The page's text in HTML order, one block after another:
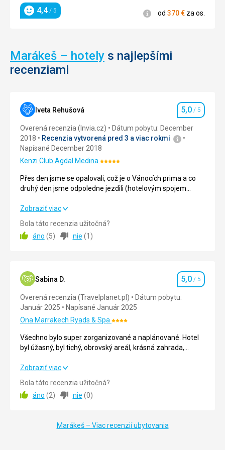
Hodnotenie
4,4/ 5 Informácie
od 370€ za os.
Marákeš – hotely s najlepšími
recenziami
Iveta Rehušová Hodnotenie
5,0 / 5
Overená recenzia (Invia.cz)
Dátum pobytu: December
2018
Recenzia vytvorená pred 3 a viac rokmi
Napísané December 2018
Kenzi Club Agdal MedinaHodnotenie:
5/5
Přes den jsme se opalovali, což je o Vánocích prima a co
druhý den jsme odpoledne jezdili (hotelovým spojem
Prima.
Přes den jsme se opalovali, což je o Vánocích prima a co
druhý den jsme odpoledne jezdili (hotelovým spojem
zdarma) do mediny na trhy, ochutnat místní jídlo a tak.
Prima.
Ubytovanie 5,0/ 5
Okolie
Služby
Cena 5,0/ 5
Pláž
jeden bazén byl vyhřívaný, jupí
Ubytovanie
Táto recenzia bola preložená automaticky pomocou
Zobraziť viac
Bola táto recenzia užitočná?
áno (5) nie (1 )
Sabina D. Hodnotenie
5,0 / 5
Overená recenzia (Travelplanet.pl)
Dátum pobytu:
Január 2025
Napísané Január 2025
Ona Marrakech Ryads & SpaHodnotenie:
Všechno bylo super zorganizované a naplánované. Hotel
byl úžasný, byl tichý, obrovský areál, krásná zahrada,
byl ochotný.
Všechno bylo super zorganizované a naplánované. Hotel
byl úžasný, byl tichý, obrovský areál, krásná zahrada,
spousta míst k odpočinku, hotel byl velmi čistý, personál
byl ochotný.
Zobraziť viac
Bola táto recenzia užitočná?
áno (2) nie (0)
Marákeš – Viac recenzií ubytovania